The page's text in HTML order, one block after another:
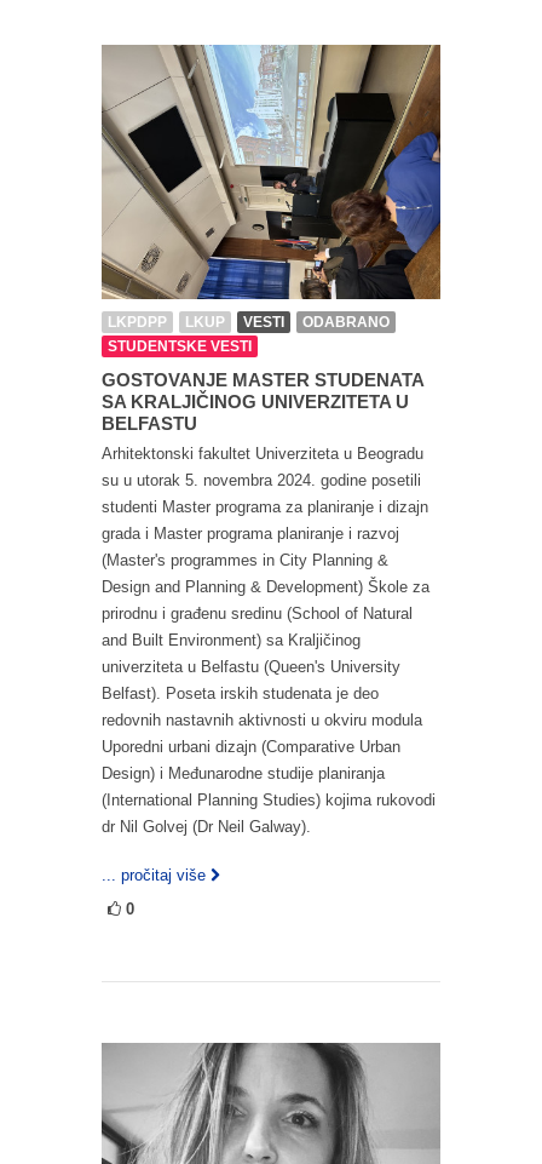
LKPDPP LKUP VESTI
ODABRANO
STUDENTSKE VESTI
GOSTOVANJE MASTER STUDENATA
SA KRALJIČINOG UNIVERZITETA U
BELFASTU
Arhitektonski fakultet Univerziteta u Beogradu
su u utorak 5. novembra 2024. godine posetili
studenti Master programa za planiranje i dizajn
grada i Master programa planiranje i razvoj
(Master's programmes in City Planning &
Design and Planning & Development) Škole za
prirodnu i građenu sredinu (School of Natural
and Built Environment) sa Kraljičinog
univerziteta u Belfastu (Queen's University
Belfast). Poseta irskih studenata je deo
redovnih nastavnih aktivnosti u okviru modula
Uporedni urbani dizajn (Comparative Urban
Design) i Međunarodne studije planiranja
(International Planning Studies) kojima rukovodi
dr Nil Golvej (Dr Neil Galway).
... pročitaj više
0